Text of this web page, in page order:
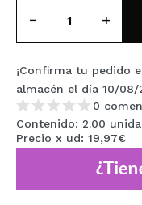
MAQUIFARMA
KOREA ZONE
TRAVEL SIZE
NATURE
OFERTAS
¡Confirma tu pedido
almacén el día 10/08/
0
Contenido: 2.00
Precio x ud: 19,97€